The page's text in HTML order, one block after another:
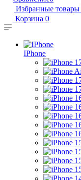
Избранные товары
Корзина 0
IPhone